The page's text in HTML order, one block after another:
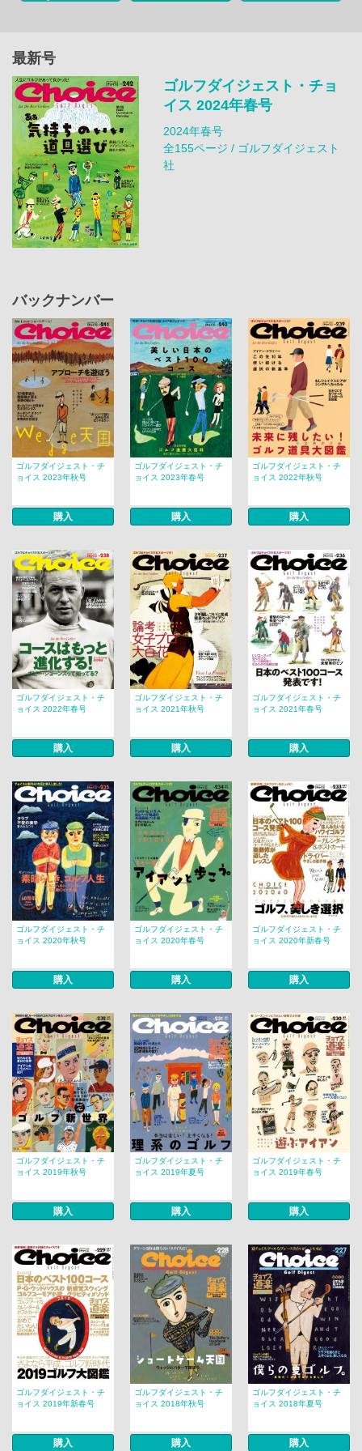
最新号
ゴルフダイジェスト・チョ
イス 2024年春号
2024年春号
全155ページ / ゴルフダイジェスト
社
バックナンバー
ゴルフダイジェスト・チ
ョイス 2023年秋号
購入
ゴルフダイジェスト・チ
ョイス 2023年春号
購入
ゴルフダイジェスト・チ
ョイス 2022年秋号
購入
ゴルフダイジェスト・チ
ョイス 2022年春号
購入
ゴルフダイジェスト・チ
ョイス 2021年秋号
購入
ゴルフダイジェスト・チ
ョイス 2021年春号
購入
ゴルフダイジェスト・チ
ョイス 2020年秋号
購入
ゴルフダイジェスト・チ
ョイス 2020年春号
購入
ゴルフダイジェスト・チ
ョイス 2020年新春号
購入
ゴルフダイジェスト・チ
ョイス 2019年秋号
購入
ゴルフダイジェスト・チ
ョイス 2019年夏号
購入
ゴルフダイジェスト・チ
ョイス 2019年春号
購入
ゴルフダイジェスト・チ
ョイス 2019年新春号
購入
ゴルフダイジェスト・チ
ョイス 2018年秋号
購入
ゴルフダイジェスト・チ
ョイス 2018年夏号
購入